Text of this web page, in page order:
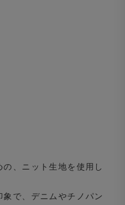
、ニット生地を使用し
で、デニムやチノパン